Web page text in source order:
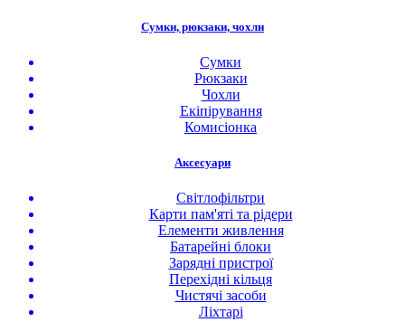
Сумки, рюкзаки, чохли
Сумки
Рюкзаки
Чохли
Екіпірування
Комисіонка
Аксесуари
Світлофільтри
Карти пам'яті та рідери
Елементи живлення
Батарейні блоки
Зарядні пристрої
Перехідні кільця
Чистячі засоби
Ліхтарі